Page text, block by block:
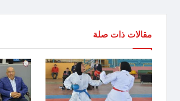
مقالات ذات صلة